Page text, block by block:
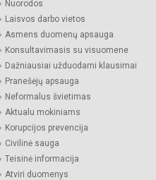
Nuorodos
Laisvos darbo vietos
Asmens duomenų apsauga
Konsultavimasis su visuomene
Dažniausiai užduodami klausimai
Pranešėjų apsauga
Neformalus švietimas
Aktualu mokiniams
Korupcijos prevencija
Civilinė sauga
Teisinė informacija
Atviri duomenys